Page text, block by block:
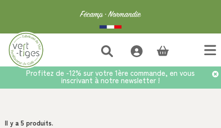
Profitez de -12% sur votre 1ère commande, en vous
inscrivant à notre newsletter !
Mentholées
Il y a 5 produits.